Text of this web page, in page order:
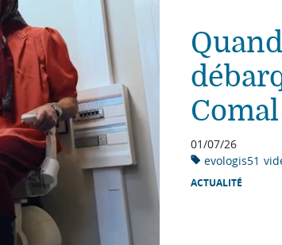
01/07/26
evologis51
ACTUALITÉ